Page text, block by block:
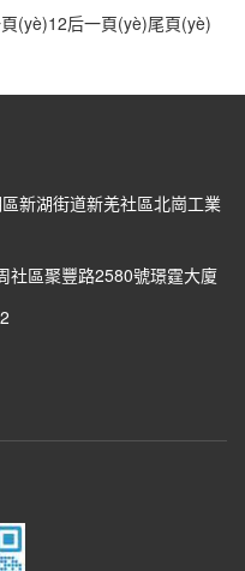
(yè)12后一頁(yè)尾頁(yè)
新湖街道新羌社區北崗工業
社區聚豐路2580號璟霆大廈